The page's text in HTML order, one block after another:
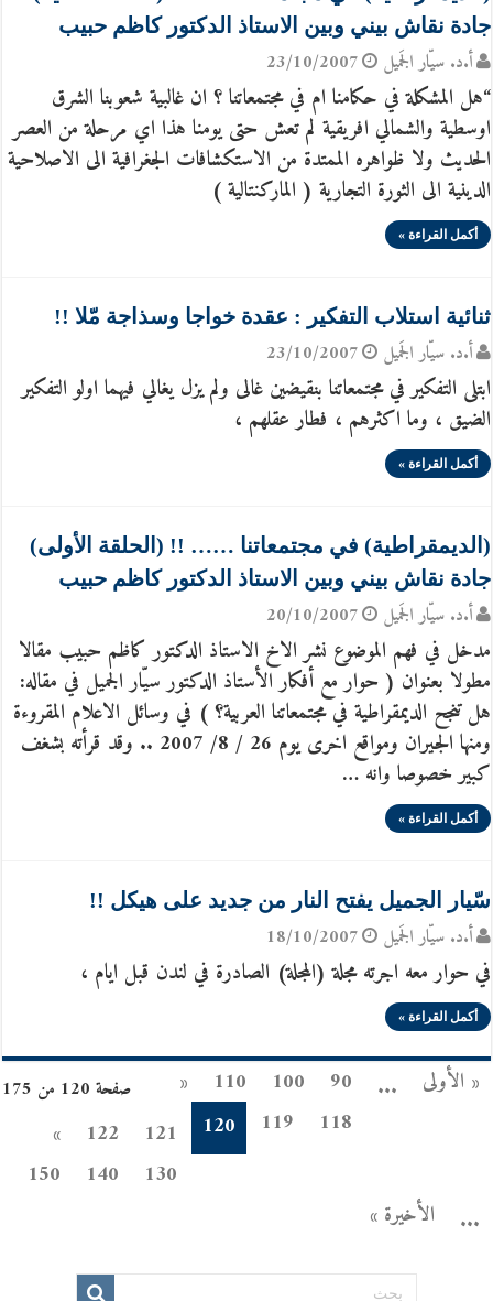
جادة نقاش بيني وبين الاستاذ الدكتور كاظم حبيب
أ.د. سيّار الجَميل 23/10/2007
“هل المشكلة في حكامنا ام في مجتمعاتنا ؟ ان غالبية شعوبنا الشرق
اوسطية والشمالي افريقية لم تعش حتى يومنا هذا اي مرحلة من العصر
الحديث ولا ظواهره الممتدة من الاستكشافات الجغرافية الى الاصلاحية
الدينية الى الثورة التجارية ( الماركنتالية )
أكمل القراءة »
ثنائية استلاب التفكير : عقدة خواجا وسذاجة مّلا !!
أ.د. سيّار الجَميل 23/10/2007
ابتلى التفكير في مجتمعاتنا بنقيضين غالى ولم يزل يغالي فيهما اولو التفكير
الضيق ، وما اكثرهم ، فطار عقلهم ،
أكمل القراءة »
(الديمقراطية) في مجتمعاتنا …… !! (الحلقة الأولى)
جادة نقاش بيني وبين الاستاذ الدكتور كاظم حبيب
أ.د. سيّار الجَميل 20/10/2007
مدخل في فهم الموضوع نشر الاخ الاستاذ الدكتور كاظم حبيب مقالا
مطولا بعنوان ( حوار مع أفكار الأستاذ الدكتور سيّار الجميل في مقاله:
هل تنجح الديمقراطية في مجتمعاتنا العربية؟ ) في وسائل الاعلام المقروءة
ومنها الجيران ومواقع اخرى يوم 26 / 8/ 2007 .. وقد قرأته بشغف
كبير خصوصا وانه …
أكمل القراءة »
سّيار الجميل يفتح النار من جديد على هيكل !!
أ.د. سيّار الجَميل 18/10/2007
في حوار معه اجرته مجلة (المجلة) الصادرة في لندن قبل ايام ،
أكمل القراءة »
صفحة 120 من 175 « الأولى ...
90
100
110
«
118
119
120
121
122
»
130
140
150
...
الأخيرة »